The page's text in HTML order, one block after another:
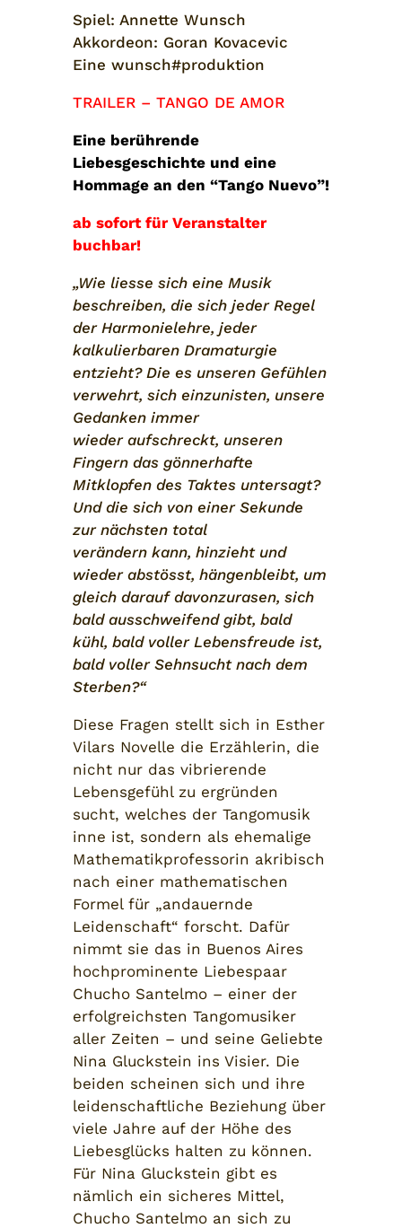
Spiel: Annette Wunsch
Akkordeon: Goran Kovacevic
Eine wunsch#produktion
TRAILER – TANGO DE AMOR
Eine berührende
Liebesgeschichte und eine
Hommage an den “Tango Nuevo”!
ab sofort für Veranstalter
buchbar!
„Wie liesse sich eine Musik
beschreiben, die sich jeder Regel
der Harmonielehre, jeder
kalkulierbaren Dramaturgie
entzieht? Die es unseren Gefühlen
verwehrt, sich einzunisten, unsere
Gedanken immer
wieder aufschreckt, unseren
Fingern das gönnerhafte
Mitklopfen des Taktes untersagt?
Und die sich von einer Sekunde
zur nächsten total
verändern kann, hinzieht und
wieder abstösst, hängenbleibt, um
gleich darauf davonzurasen, sich
bald ausschweifend gibt, bald
kühl, bald voller Lebensfreude ist,
bald voller Sehnsucht nach dem
Sterben?“
Diese Fragen stellt sich in Esther
Vilars Novelle die Erzählerin, die
nicht nur das vibrierende
Lebensgefühl zu ergründen
sucht, welches der Tangomusik
inne ist, sondern als ehemalige
Mathematikprofessorin akribisch
nach einer mathematischen
Formel für „andauernde
Leidenschaft“ forscht. Dafür
nimmt sie das in Buenos Aires
hochprominente Liebespaar
Chucho Santelmo – einer der
erfolgreichsten Tangomusiker
aller Zeiten – und seine Geliebte
Nina Gluckstein ins Visier. Die
beiden scheinen sich und ihre
leidenschaftliche Beziehung über
viele Jahre auf der Höhe des
Liebesglücks halten zu können.
Für Nina Gluckstein gibt es
nämlich ein sicheres Mittel,
Chucho Santelmo an sich zu